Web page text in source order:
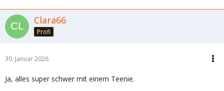
Clara66
Profi
30. Januar 2026
Ja, alles super schwer mit einem Teenie.